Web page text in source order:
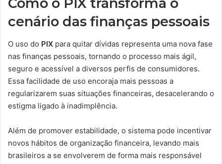
cenário das finanças pessoais
O uso do PIX para quitar dívidas representa uma nova fase
nas finanças pessoais, tornando o processo mais ágil,
seguro e acessível a diversos perfis de consumidores.
Essa facilidade de uso encoraja mais pessoas a
regularizarem suas situações financeiras, desacelerando o
estigma ligado à inadimplência.
Além de promover estabilidade, o sistema pode incentivar
novos hábitos de organização financeira, levando mais
brasileiros a se envolverem de forma mais responsável